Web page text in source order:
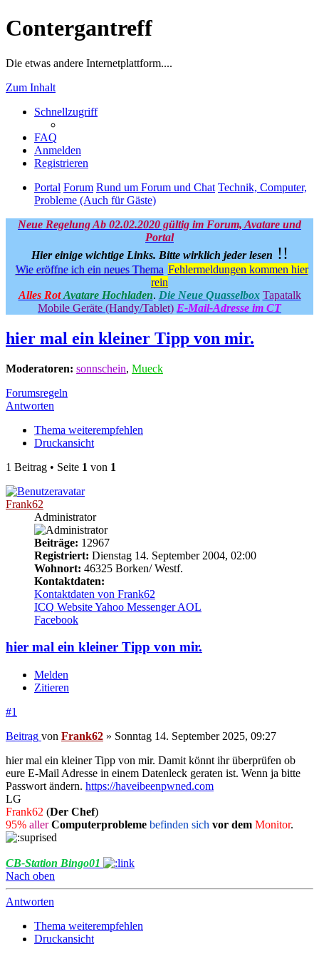
Contergantreff
Die etwas andere Internetplattform....
Zum Inhalt
Schnellzugriff
FAQ
Anmelden
Registrieren
Portal Forum Rund um Forum und Chat Technik, Computer,
Probleme (Auch für Gäste)
Neue Regelung Ab 02.02.2020 gültig im Forum, Avatare und
Portal
Hier einige wichtige Links. Bitte wirklich jeder lesen !!
Wie eröffne ich ein neues Thema Fehlermeldungen kommen hier
rein
Alles Rot Avatare Hochladen. Die Neue Quasselbox Tapatalk
Mobile Geräte (Handy/Tablet) E-Mail-Adresse im CT
hier mal ein kleiner Tipp von mir.
Moderatoren: sonnschein, Mueck
Forumsregeln
Antworten
Thema weiterempfehlen
Druckansicht
1 Beitrag • Seite 1 von 1
Frank62
Administrator
Beiträge: 12967
Registriert: Dienstag 14. September 2004, 02:00
Wohnort: 46325 Borken/ Westf.
Kontaktdaten:
Kontaktdaten von Frank62
ICQ WebsiteYahoo Messenger AOL
Facebook
hier mal ein kleiner Tipp von mir.
Melden
Zitieren
#1
Beitrag von Frank62 » Sonntag 14. September 2025, 09:27
hier mal ein kleiner Tipp von mir. Damit könnt ihr überprüfen ob
eure E-Mail Adresse in einem Datenleck geraten ist. Wenn ja bitte
Passwort ändern. https://haveibeenpwned.com
LG
Frank62 (Der Chef)
95% aller Computerprobleme befinden sich vor dem Monitor.
CB-Station Bingo01
Nach oben
Antworten
Thema weiterempfehlen
Druckansicht